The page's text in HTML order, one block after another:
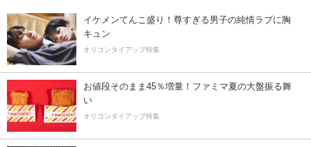
イケメンてんこ盛り！尊すぎる男子の純情ラブに胸
キュン
オリコンタイアップ特集
お値段そのまま45％増量！ファミマ夏の大盤振る舞
い
オリコンタイアップ特集